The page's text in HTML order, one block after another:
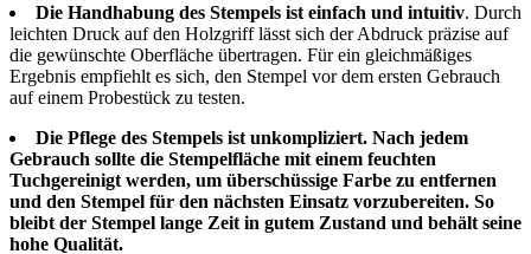
Die Handhabung des Stempels ist einfach und intuitiv. Durch
leichten Druck auf den Holzgriff lässt sich der Abdruck präzise auf
die gewünschte Oberfläche übertragen. Für ein gleichmäßiges
Ergebnis empfiehlt es sich, den Stempel vor dem ersten Gebrauch
auf einem Probestück zu testen.
Die Pflege des Stempels ist unkompliziert. Nach jedem
Gebrauch sollte die Stempelfläche mit einem feuchten
Tuchgereinigt werden, um überschüssige Farbe zu entfernen
und den Stempel für den nächsten Einsatz vorzubereiten. So
bleibt der Stempel lange Zeit in gutem Zustand und behält seine
hohe Qualität.